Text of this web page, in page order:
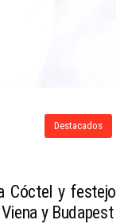
Destacados
Cóctel y festejo
y Budapest